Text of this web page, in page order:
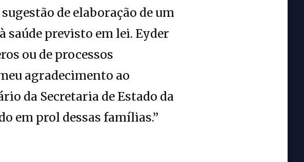
de elaboração de um
saúde previsto em lei. Eyder
ou de processos
agradecimento ao
da Secretaria de Estado da
em prol dessas famílias.”